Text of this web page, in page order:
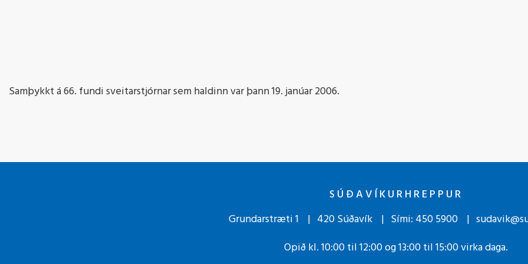
Samþykkt á 66. fundi sveitarstjórnar sem haldinn var þann 19. janúar 2006.
SÚÐAVÍKURHREPPUR
Grundarstræti 1
420 Súðavík Sími: 450 5900
Opið kl. 10:00 til 12:00 og 13:00 til 15:00 virka daga.